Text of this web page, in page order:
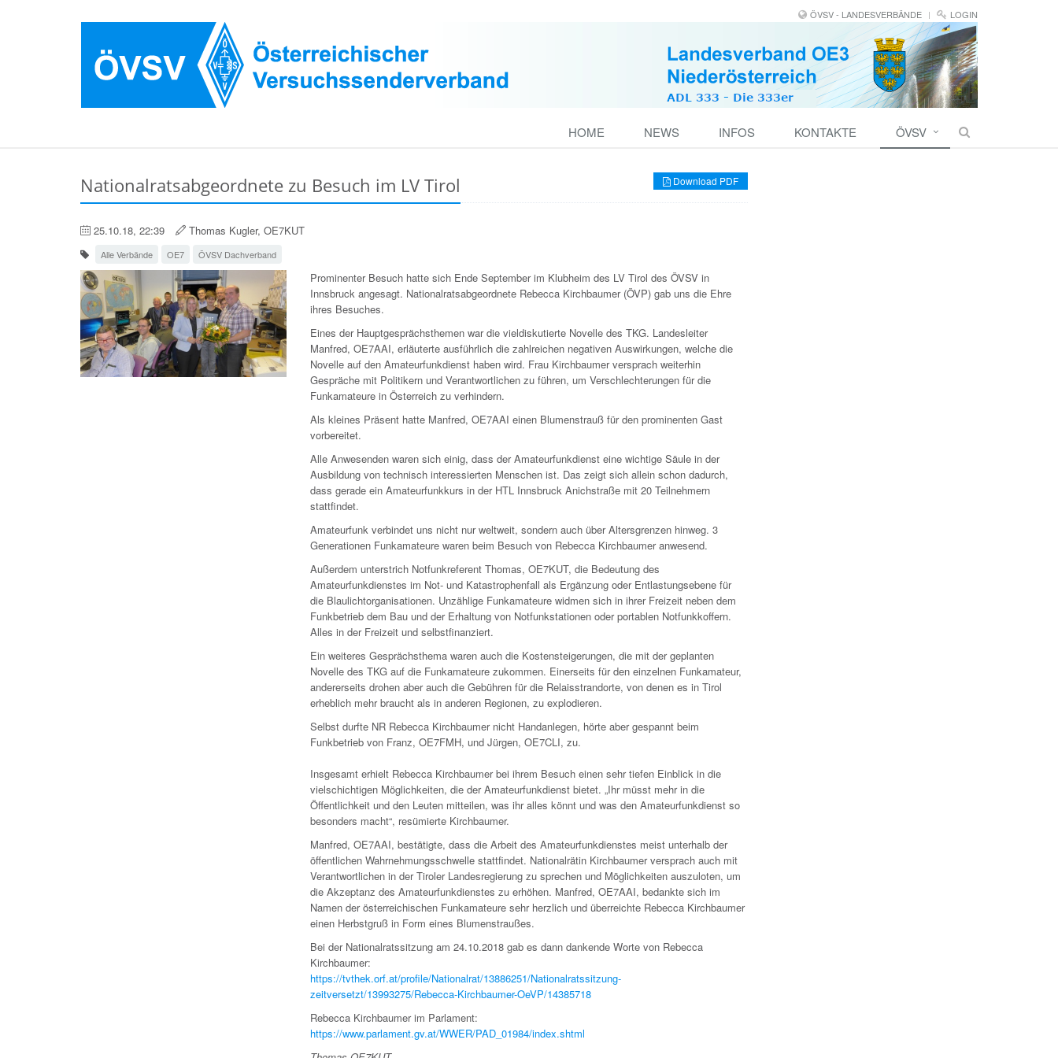
ÖVSV - LANDESVERBÄNDE LOGIN
HOME NEWS INFOS KONTAKTE ÖVSV
Download PDF
Nationalratsabgeordnete zu Besuch im LV Tirol
25.10.18, 22:39 Thomas Kugler, OE7KUT
Alle Verbände OE7 ÖVSV Dachverband
Prominenter Besuch hatte sich Ende September im Klubheim des LV Tirol des ÖVSV in
Innsbruck angesagt. Nationalratsabgeordnete Rebecca Kirchbaumer (ÖVP) gab uns die Ehre
ihres Besuches.
Eines der Hauptgesprächsthemen war die vieldiskutierte Novelle des TKG. Landesleiter
Manfred, OE7AAI, erläuterte ausführlich die zahlreichen negativen Auswirkungen, welche die
Novelle auf den Amateurfunkdienst haben wird. Frau Kirchbaumer versprach weiterhin
Gespräche mit Politikern und Verantwortlichen zu führen, um Verschlechterungen für die
Funkamateure in Österreich zu verhindern.
Als kleines Präsent hatte Manfred, OE7AAI einen Blumenstrauß für den prominenten Gast
vorbereitet.
Alle Anwesenden waren sich einig, dass der Amateurfunkdienst eine wichtige Säule in der
Ausbildung von technisch interessierten Menschen ist. Das zeigt sich allein schon dadurch,
dass gerade ein Amateurfunkkurs in der HTL Innsbruck Anichstraße mit 20 Teilnehmern
stattfindet.
Amateurfunk verbindet uns nicht nur weltweit, sondern auch über Altersgrenzen hinweg. 3
Generationen Funkamateure waren beim Besuch von Rebecca Kirchbaumer anwesend.
Außerdem unterstrich Notfunkreferent Thomas, OE7KUT, die Bedeutung des
Amateurfunkdienstes im Not- und Katastrophenfall als Ergänzung oder Entlastungsebene für
die Blaulichtorganisationen. Unzählige Funkamateure widmen sich in ihrer Freizeit neben dem
Funkbetrieb dem Bau und der Erhaltung von Notfunkstationen oder portablen Notfunkkoffern.
Alles in der Freizeit und selbstfinanziert.
Ein weiteres Gesprächsthema waren auch die Kostensteigerungen, die mit der geplanten
Novelle des TKG auf die Funkamateure zukommen. Einerseits für den einzelnen Funkamateur,
andererseits drohen aber auch die Gebühren für die Relaisstrandorte, von denen es in Tirol
erheblich mehr braucht als in anderen Regionen, zu explodieren.
Selbst durfte NR Rebecca Kirchbaumer nicht Handanlegen, hörte aber gespannt beim
Funkbetrieb von Franz, OE7FMH, und Jürgen, OE7CLI, zu.
Insgesamt erhielt Rebecca Kirchbaumer bei ihrem Besuch einen sehr tiefen Einblick in die
vielschichtigen Möglichkeiten, die der Amateurfunkdienst bietet. „Ihr müsst mehr in die
Öffentlichkeit und den Leuten mitteilen, was ihr alles könnt und was den Amateurfunkdienst so
besonders macht“, resümierte Kirchbaumer.
Manfred, OE7AAI, bestätigte, dass die Arbeit des Amateurfunkdienstes meist unterhalb der
öffentlichen Wahrnehmungsschwelle stattfindet. Nationalrätin Kirchbaumer versprach auch mit
Verantwortlichen in der Tiroler Landesregierung zu sprechen und Möglichkeiten auszuloten, um
die Akzeptanz des Amateurfunkdienstes zu erhöhen. Manfred, OE7AAI, bedankte sich im
Namen der österreichischen Funkamateure sehr herzlich und überreichte Rebecca Kirchbaumer
einen Herbstgruß in Form eines Blumenstraußes.
Bei der Nationalratssitzung am 24.10.2018 gab es dann dankende Worte von Rebecca
Kirchbaumer:
https://tvthek.orf.at/profile/Nationalrat/13886251/Nationalratssitzung-
zeitversetzt/13993275/Rebecca-Kirchbaumer-OeVP/14385718
Rebecca Kirchbaumer im Parlament:
https://www.parlament.gv.at/WWER/PAD_01984/index.shtml